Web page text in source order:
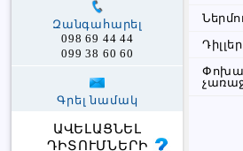
Դիլլեր
Զանգահարել
098 69 44 44
099 38 60 60
Գրել նամակ
ԱՎԵԼԱՑՆԵԼ
ԴԻՏՈՒՄՆԵՐԻ